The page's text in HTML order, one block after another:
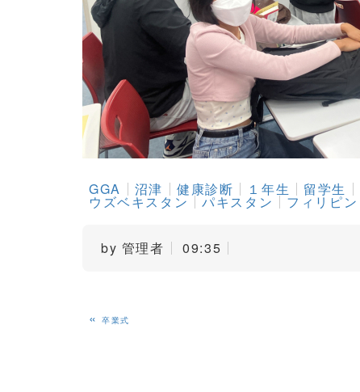
GGA 沼津 健康診断 １年生 留学生
ウズベキスタン パキスタン フィリピン
by 管理者 09:35
«卒業式